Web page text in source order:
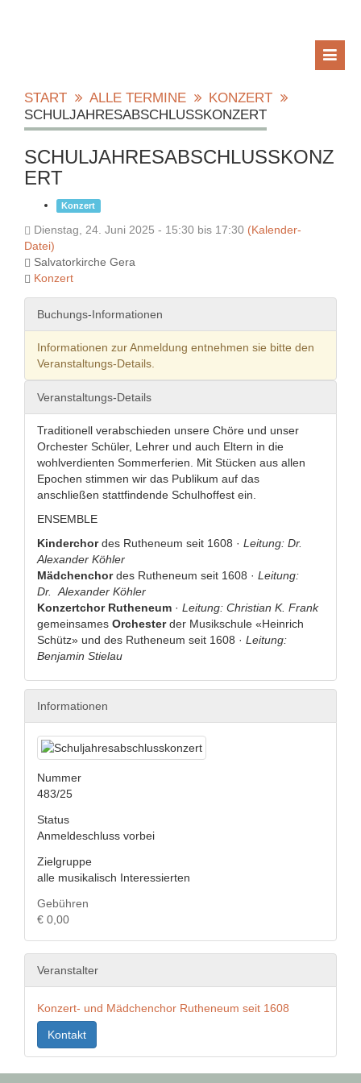
START ALLE TERMINE
KONZERT
SCHULJAHRESABSCHLUSSKONZERT
SCHULJAHRESABSCHLUSSKONZ
ERT
Konzert
Dienstag, 24. Juni 2025 - 15:30 bis 17:30 (Kalender-
Datei)
Salvatorkirche Gera
Konzert
Buchungs-Informationen
Informationen zur Anmeldung entnehmen sie bitte den
Veranstaltungs-Details.
Veranstaltungs-Details
Traditionell verabschieden unsere Chöre und unser
Orchester Schüler, Lehrer und auch Eltern in die
wohlverdienten Sommerferien. Mit Stücken aus allen
Epochen stimmen wir das Publikum auf das
anschließen stattfindende Schulhoffest ein.
ENSEMBLE
Kinderchordes Rutheneum seit 1608 · Leitung: Dr.
Alexander Köhler
Mädchenchordes Rutheneum seit 1608 · Leitung:
Dr. Alexander Köhler
Konzertchor Rutheneum · Leitung: Christian K. Frank
gemeinsames Orchesterder Musikschule ­«Heinrich
Schütz» und des Rutheneum seit 1608 · Leitung:
Benjamin Stielau
Informationen
Nummer
483/25
Status
Anmeldeschluss vorbei
Zielgruppe
alle musikalisch Interessierten
Gebühren
€ 0,00
Veranstalter
Konzert- und Mädchenchor Rutheneum seit 1608
Kontakt